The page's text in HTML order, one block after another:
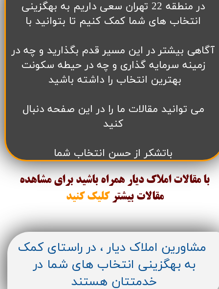
در منطقه 22 تهران سعی داریم به بهگزینی
انتخاب های شما کمک کنیم تا بتوانید با
آگاهی بیشتر در این مسیر قدم بگذارید و چه در
زمینه سرمایه گذاری و چه در حیطه سکونت
بهترین انتخاب را داشته باشید
می توانید مقالات ما را در این صفحه دنبال
کنید
باتشکر از حسن انتخاب شما
با مقالات املاک دیار همراه باشید برای مشاهده
مقالات بیشتر کلیک کنید
مشاورین املاک دیار ، در راستای کمک
به بهگزینی انتخاب های شما در
خدمتتان هستند